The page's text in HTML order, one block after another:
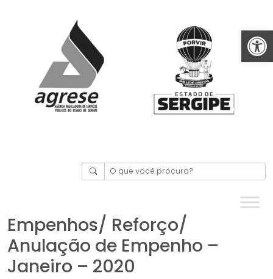
Abrir
Empenhos/ Reforço/
Anulação de Empenho –
Janeiro – 2020